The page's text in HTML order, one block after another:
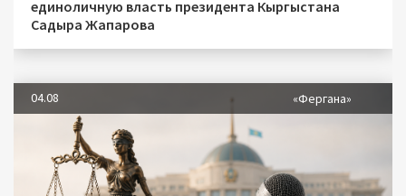
единоличную власть президента Кыргыстана
Садыра Жапарова
04.08 «Фергана»